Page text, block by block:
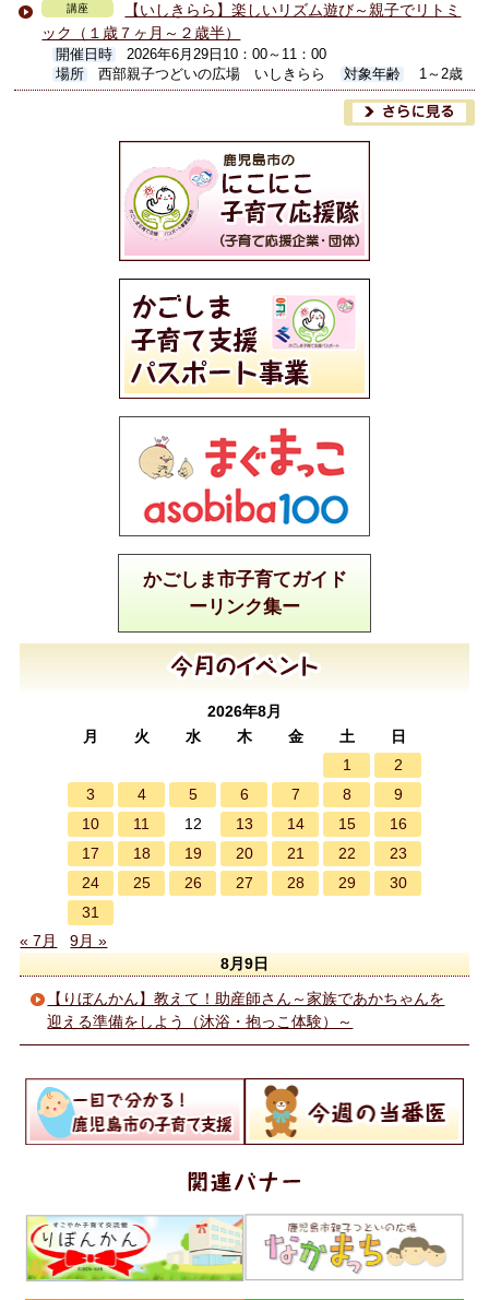
講座
【いしきらら】楽しいリズム遊び～親子でリトミ
ック（１歳７ヶ月～２歳半）
開催日時
2026年6月29日10：00～11：00
場所
西部親子つどいの広場 いしきらら 対象年齢 1～2歳
かごしま市子育てガイド
ーリンク集ー
2026年8月
月
火 水 木 金 土
日
1
2
3
4 5 6 7 8
9
10
11 12 13 14 15
16
17
18 19 20 21 22
23
24
25 26 27 28 29
30
31
« 7月
9月 »
8月9日
【りぼんかん】教えて！助産師さん～家族であかちゃんを
迎える準備をしよう（沐浴・抱っこ体験）～